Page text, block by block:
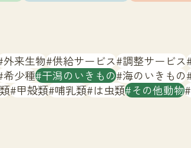
外来生物 供給サービス 調整サービス
希少種 干潟のいきもの 海のいきもの
甲殻類 哺乳類 は虫類 その他動物